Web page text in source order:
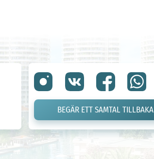
BEGÄR ETT SAMTAL TILLBAKA